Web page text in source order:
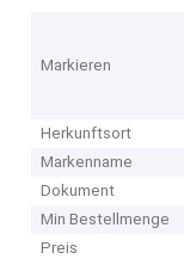
Markieren
Herkunftsort
Markenname
Dokument
Min Bestellmenge
Preis